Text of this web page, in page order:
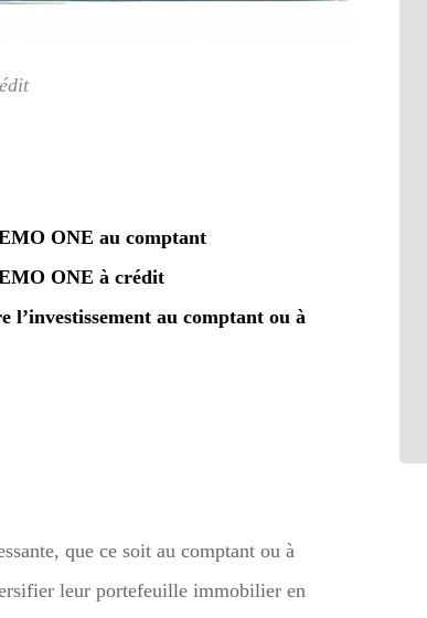
ONE au comptant
ONE à crédit
au comptant ou à
que ce soit au comptant ou à
leur portefeuille immobilier en